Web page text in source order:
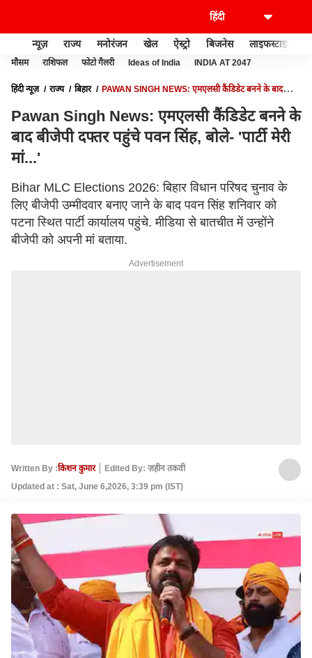
न्यूज़ राज्य मनोरंजन खेल ऐस्ट्रो बिजनेस लाइफस्टाइल
मौसम राशिफल फोटो गैलरी Ideas of India INDIA AT 2047
हिंदी न्यूज़ राज्य बिहार
PAWAN SINGH NEWS: एमएलसी कैंडिडेट बनने के बाद
Pawan Singh News: एमएलसी कैंडिडेट बनने के
बाद बीजेपी दफ्तर पहुंचे पवन सिंह, बोले- 'पार्टी मेरी
मां...'
Bihar MLC Elections 2026: बिहार विधान परिषद चुनाव के
लिए बीजेपी उम्मीदवार बनाए जाने के बाद पवन सिंह शनिवार को
पटना स्थित पार्टी कार्यालय पहुंचे. मीडिया से बातचीत में उन्होंने
बीजेपी को अपनी मां बताया.
Advertisement
Written By :किशन कुमार
Edited By: ज़हीन तकवी
Updated at : Sat, June 6,2026, 3:39 pm (IST)